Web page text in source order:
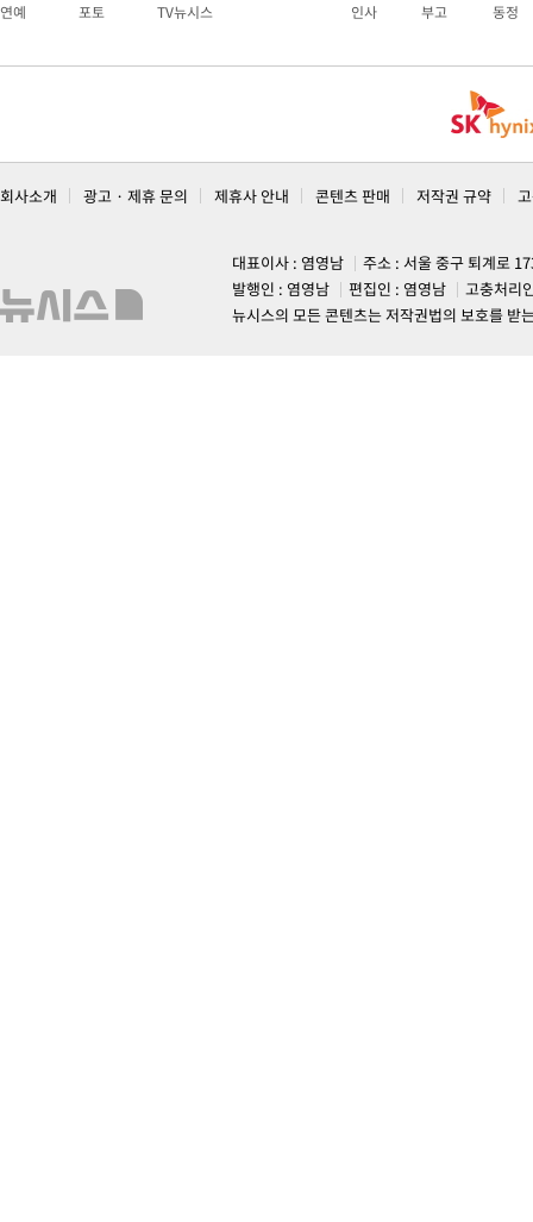
연예 포토 TV뉴시스 인사 부고 동정
회사소개 광고 · 제휴 문의 제휴사 안내 콘텐츠 판매 저작권 규약
대표이사 : 염영남
주소 : 서울 중구 퇴계로
발행인 : 염영남
편집인 : 염영남
고충처리
뉴시스의 모든 콘텐츠는 저작권법의 보호를